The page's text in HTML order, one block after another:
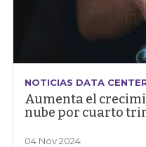
NOTICIAS DATA
Aumenta el
nube por cuarto
04 Nov 2024